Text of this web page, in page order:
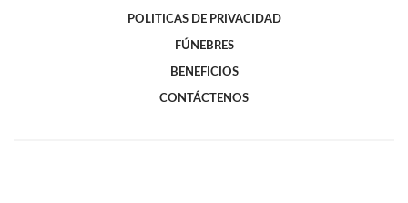
POLITICAS DE PRIVACIDAD
FÚNEBRES
BENEFICIOS
CONTÁCTENOS